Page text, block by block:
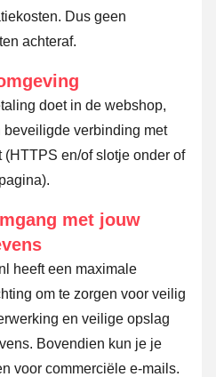
Dus geen
achteraf.
doet in de webshop,
beveiligde verbinding met
(HTTPS en/of slotje onder of
met jouw
heeft een maximale
om te zorgen voor veilig
en veilige opslag
Bovendien kun je je
voor commerciële e-mails.